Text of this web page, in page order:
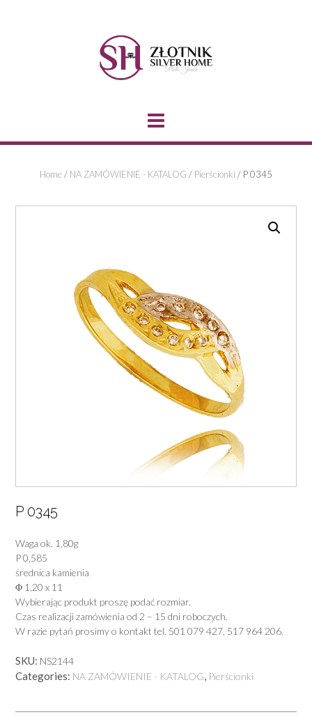
Home/ NA ZAMÓWIENIE - KATALOG / Pierścionki / P 0345
P 0345
Waga ok. 1,80g
P 0,585
średnica kamienia
Φ 1,20 x 11
Wybierając produkt proszę podać rozmiar.
Czas realizacji zamówienia od 2 – 15 dni roboczych.
W razie pytań prosimy o kontakt tel. 501 079 427, 517 964 206.
SKU: NS2144
Categories: NA ZAMÓWIENIE - KATALOG, Pierścionki